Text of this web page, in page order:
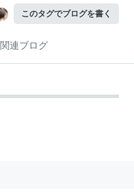
このタグでブログを書く
関連ブログ